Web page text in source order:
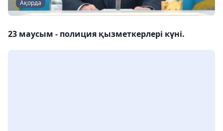
Ақорда
23 маусым - полиция қызметкерлері күні.